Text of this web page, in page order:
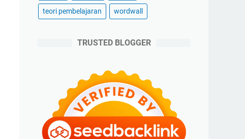
teori pembelajaran wordwall
TRUSTED BLOGGER